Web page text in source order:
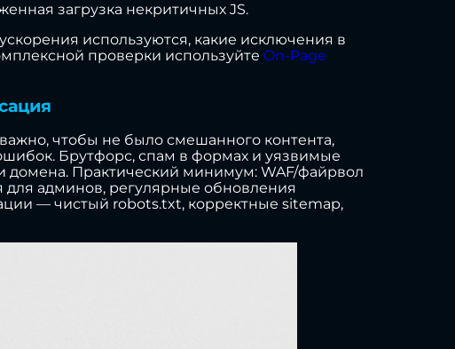
загрузка некритичных JS.
используются, какие исключения в
проверки используйте On-Page
важно, чтобы не было смешанного контента,
Брутфорс, спам в формах и уязвимые
домена. Практический минимум: WAF/файрвол
для админов, регулярные обновления
— чистый robots.txt, корректные sitemap,